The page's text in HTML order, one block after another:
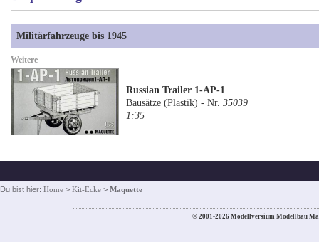
Militärfahrzeuge bis 1945
Weitere
Russian Trailer 1-AP-1
Bausätze (Plastik) - Nr.35039
1:35
Du bist hier: Home > Kit-Ecke > Maquette
© 2001-2026 Modellversium Modellbau